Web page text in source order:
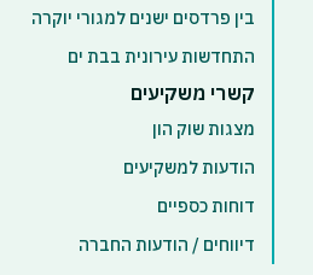
בין פרדסים ישנים למגורי יוקרה
התחדשות עירונית בבת ים
קשרי משקיעים
מצגות שוק הון
הודעות למשקיעים
דוחות כספיים
דיווחים / הודעות החברה